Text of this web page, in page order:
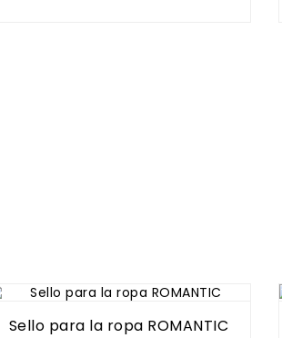
Sello para la ropa ROMANTIC